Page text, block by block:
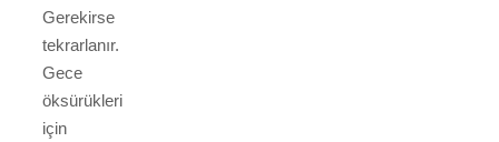
Gerekirse
tekrarlanır.
Gece
öksürükleri
için